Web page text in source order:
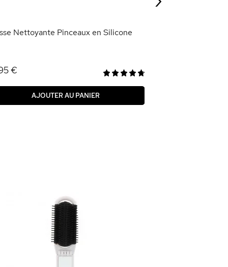
Nettoyante Pinceaux en Silicone
€
AJOUTER AU PANIER